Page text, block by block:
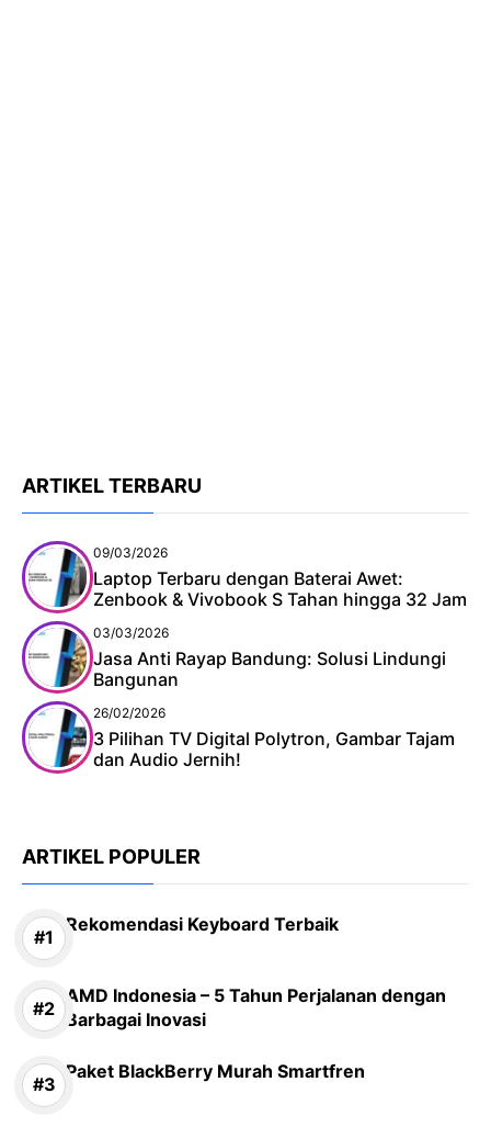
ARTIKEL TERBARU
09/03/2026
Laptop Terbaru dengan Baterai Awet:
Zenbook & Vivobook S Tahan hingga 32 Jam
03/03/2026
Jasa Anti Rayap Bandung: Solusi Lindungi
Bangunan
26/02/2026
3 Pilihan TV Digital Polytron, Gambar Tajam
dan Audio Jernih!
ARTIKEL POPULER
Rekomendasi Keyboard Terbaik
AMD Indonesia – 5 Tahun Perjalanan dengan
Barbagai Inovasi
Paket BlackBerry Murah Smartfren